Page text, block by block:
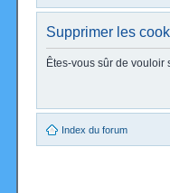
Supprimer les
Êtes-vous sûr de
Index du forum